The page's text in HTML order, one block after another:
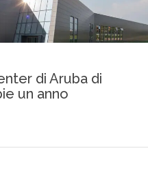
di Aruba di
un anno